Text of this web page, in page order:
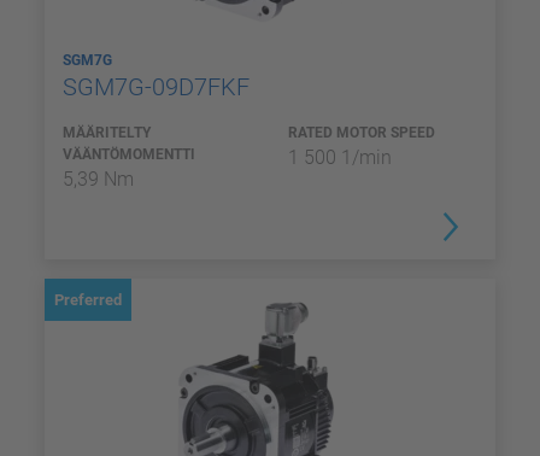
SGM7G
SGM7G-09D7FKF
MÄÄRITELTY
VÄÄNTÖMOMENTTI
5,39 Nm
RATED MOTOR SPEED
1 500 1/min
Preferred